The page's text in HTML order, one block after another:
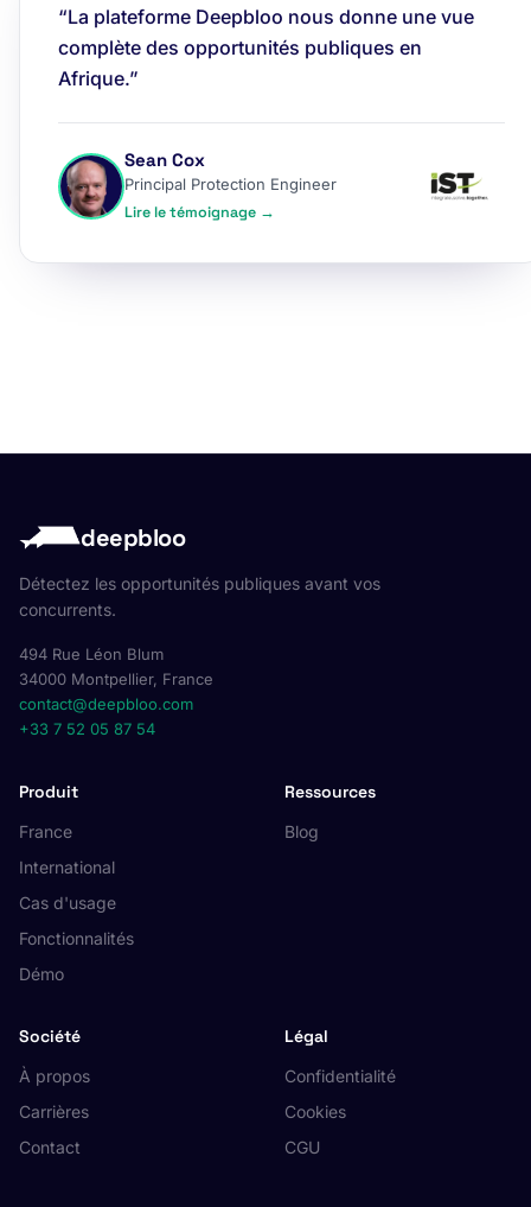
“La plateforme Deepbloo nous donne une vue
complète des opportunités publiques en
Afrique.”
Sean Cox
Principal Protection Engineer
Lire le témoignage →
deepbloo
Détectez les opportunités publiques avant vos
concurrents.
494 Rue Léon Blum
34000 Montpellier, France
contact@deepbloo.com
+33 7 52 05 87 54
Produit
France
International
Cas d'usage
Fonctionnalités
Démo
Ressources
Blog
Société
À propos
Carrières
Contact
Légal
Confidentialité
Cookies
CGU